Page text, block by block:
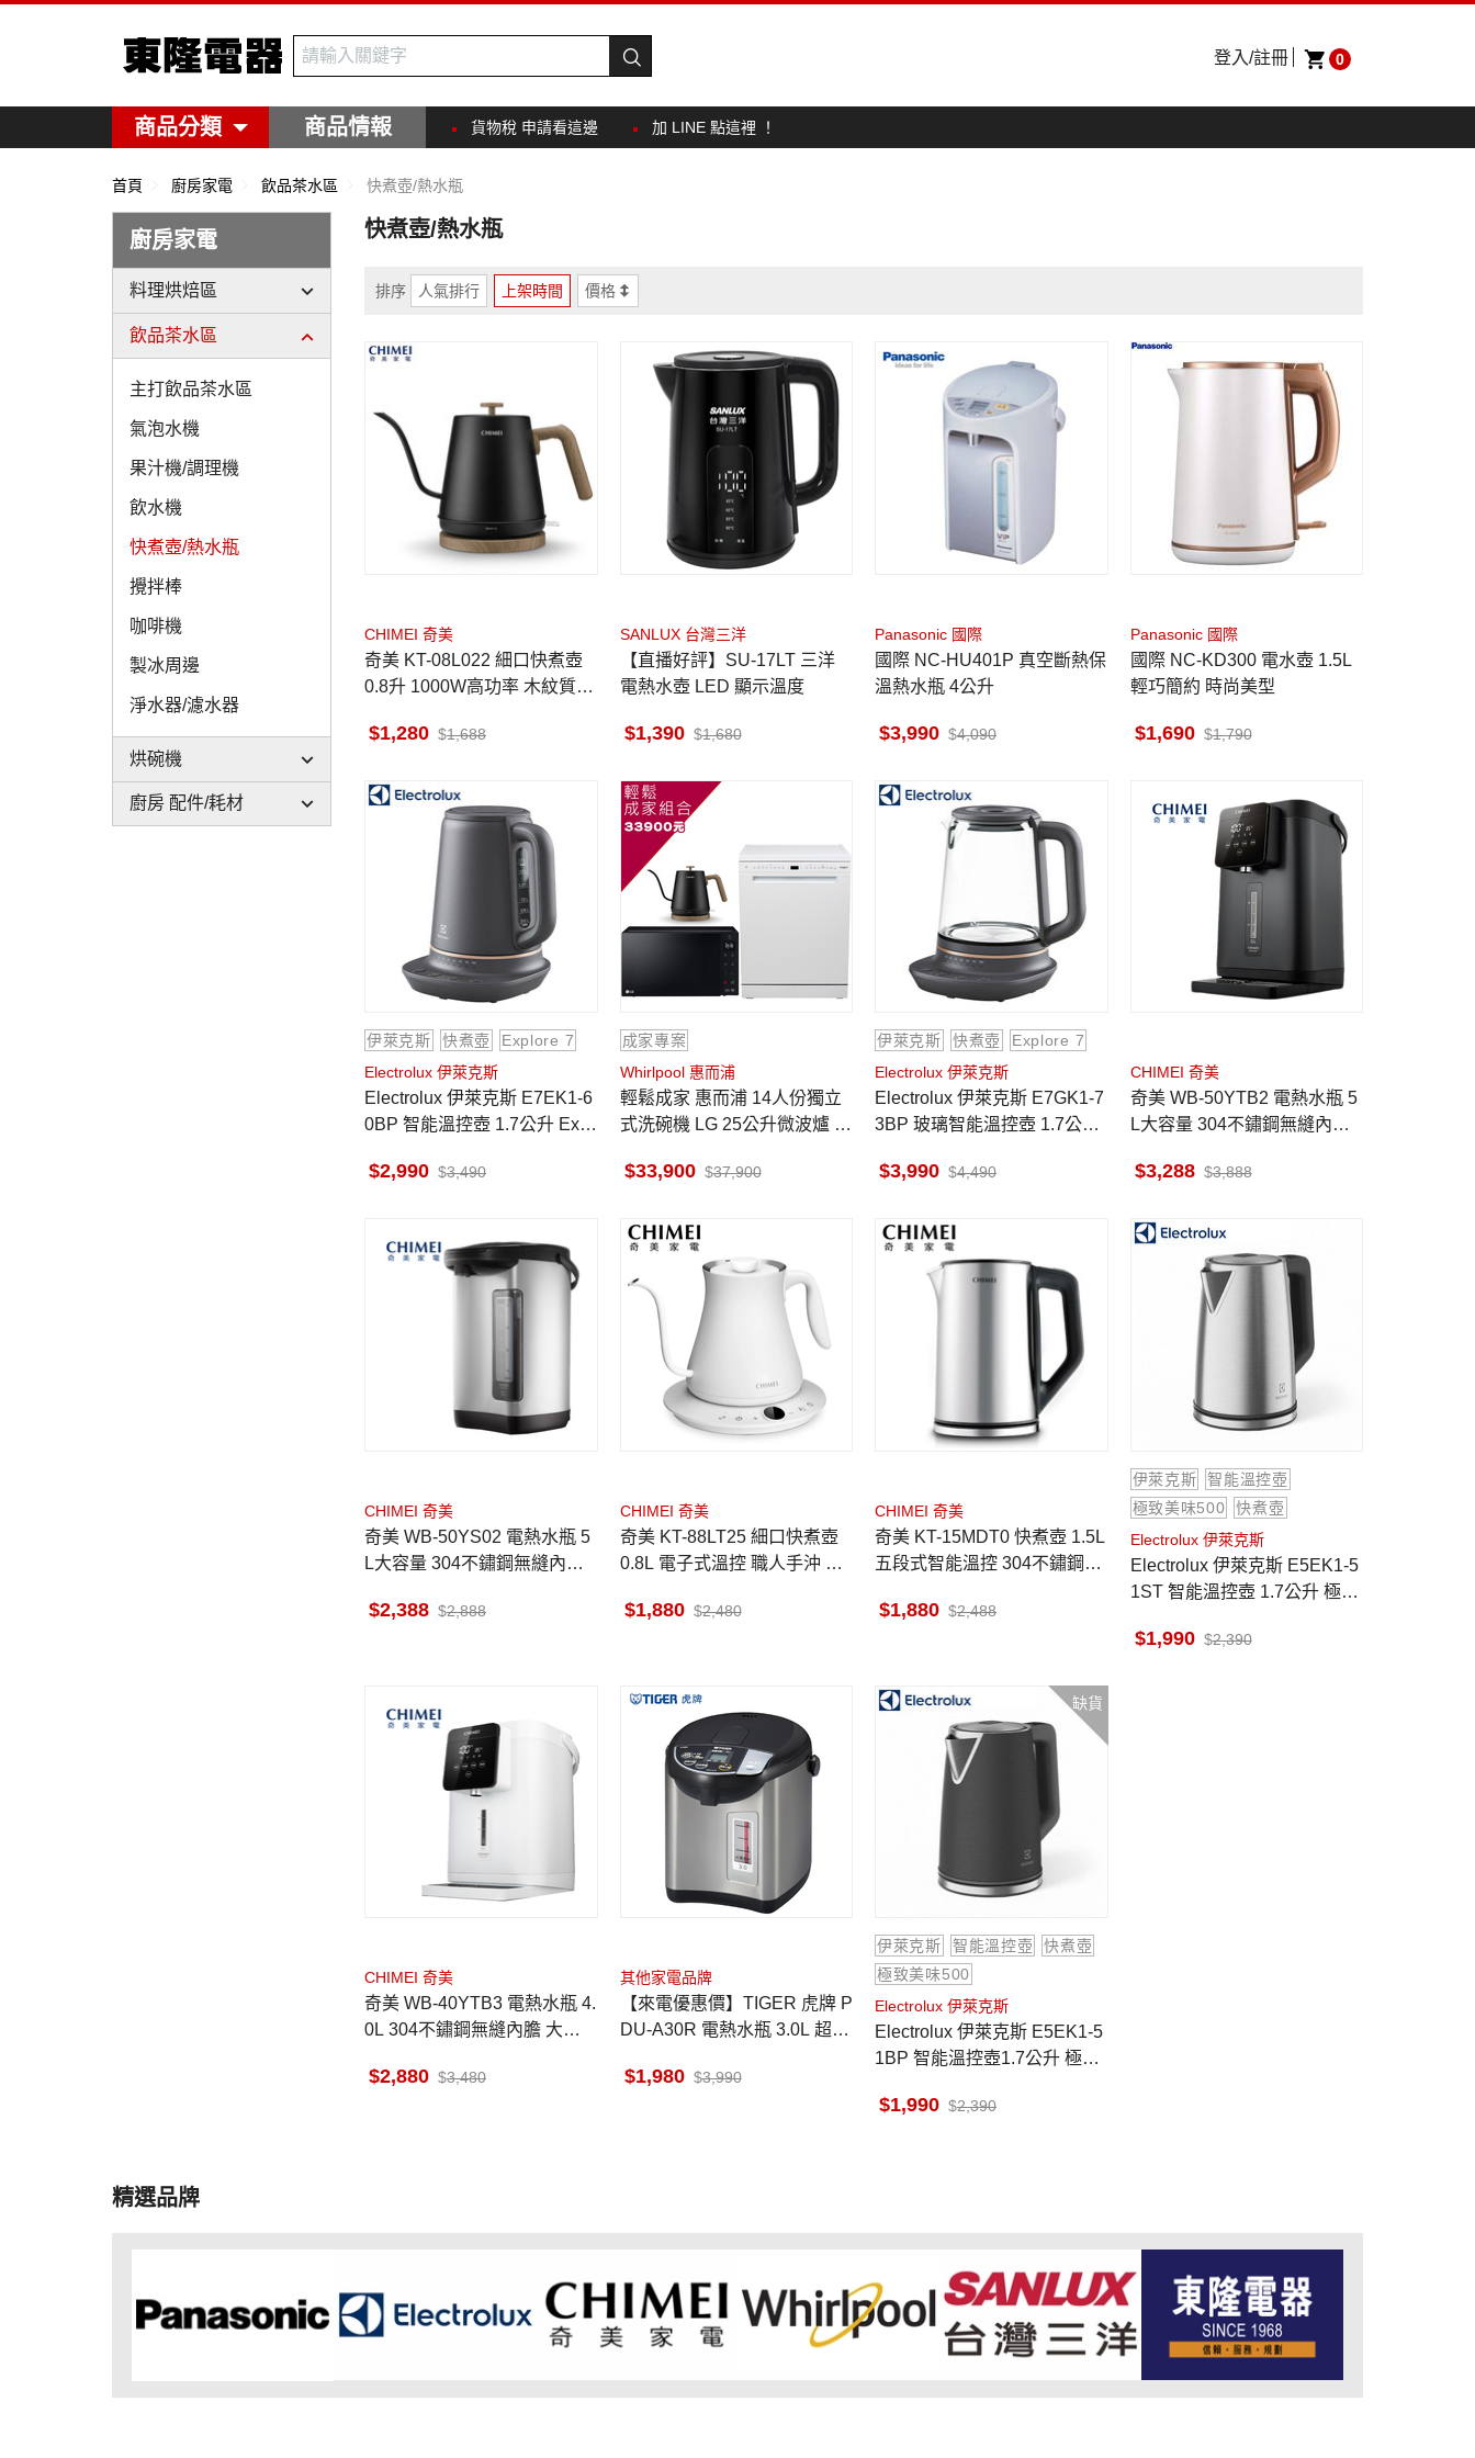
東隆電器
0
登入/註冊
商品分類 商品情報 貨物稅 申請看這邊 加 LINE 點這裡 ！
首頁 廚房家電 飲品茶水區 快煮壺/熱水瓶
廚房家電
料理烘焙區
飲品茶水區
主打飲品茶水區
氣泡水機
果汁機/調理機
飲水機
快煮壺/熱水瓶
攪拌棒
咖啡機
製冰周邊
淨水器/濾水器
烘碗機
廚房 配件/耗材
快煮壺/熱水瓶
排序 人氣排行 上架時間 價格
CHIMEI 奇美
奇美 KT-08L022 細口快煮壺
0.8升 1000W高功率 木紋質感
1,280 1,688
SANLUX 台灣三洋
【直播好評】SU-17LT 三洋
電熱水壺 LED 顯示溫度
1,390 1,680
Panasonic 國際
國際 NC-HU401P 真空斷熱保
溫熱水瓶 4公升
3,990 4,090
Panasonic 國際
國際 NC-KD300 電水壺 1.5L
輕巧簡約 時尚美型
1,690 1,790
伊萊克斯 快煮壺
Explore 7
Electrolux 伊萊克斯
Electrolux 伊萊克斯 E7EK1-6
0BP 智能溫控壺 1.7公升 Expl
2,990 3,490
成家專案
Whirlpool 惠而浦
輕鬆成家 惠而浦 14人份獨立
式洗碗機 LG 25公升微波爐 奇
33,900 37,900
伊萊克斯 快煮壺
Explore 7
Electrolux 伊萊克斯
Electrolux 伊萊克斯 E7GK1-7
3BP 玻璃智能溫控壺 1.7公升
3,990 4,490
CHIMEI 奇美
奇美 WB-50YTB2 電熱水瓶 5
L大容量 304不鏽鋼無縫內膽
3,288 3,888
CHIMEI 奇美
奇美 WB-50YS02 電熱水瓶 5
L大容量 304不鏽鋼無縫內膽
2,388 2,888
CHIMEI 奇美
奇美 KT-88LT25 細口快煮壺
0.8L 電子式溫控 職人手沖 智
1,880 2,480
CHIMEI 奇美
奇美 KT-15MDT0 快煮壺 1.5L
五段式智能溫控 304不鏽鋼內
1,880 2,488
伊萊克斯
智能溫控壺
極致美味500
快煮壺
Electrolux 伊萊克斯
Electrolux 伊萊克斯 E5EK1-5
1ST 智能溫控壺 1.7公升 極致
1,990 2,390
CHIMEI 奇美
奇美 WB-40YTB3 電熱水瓶 4.
0L 304不鏽鋼無縫內膽 大視
2,880 3,480
其他家電品牌
【來電優惠價】TIGER 虎牌 P
DU-A30R 電熱水瓶 3.0L 超大
1,980 3,990
缺貨
伊萊克斯 智能溫控壺
快煮壺
極致美味500
Electrolux 伊萊克斯
Electrolux 伊萊克斯 E5EK1-5
1BP 智能溫控壺1.7公升 極致
1,990 2,390
精選品牌